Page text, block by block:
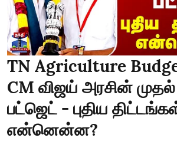
TN Agriculture
CM விஜய் அரசின்
பட்ஜெட் - புதிய
என்னென்ன?